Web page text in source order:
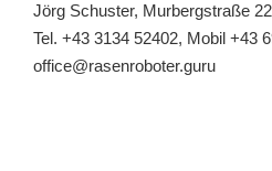
Jörg Schuster, Murbergstraße
Tel. +43 3134 52402, Mobil +43
office@rasenroboter.guru